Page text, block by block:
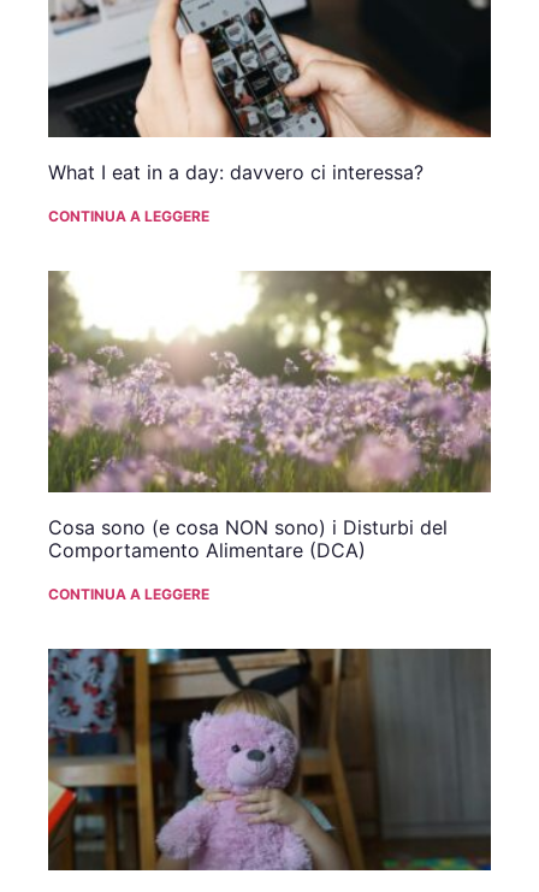
What I eat in a day: davvero ci interessa?
CONTINUA A LEGGERE
Cosa sono (e cosa NON sono) i Disturbi del
Comportamento Alimentare (DCA)
CONTINUA A LEGGERE